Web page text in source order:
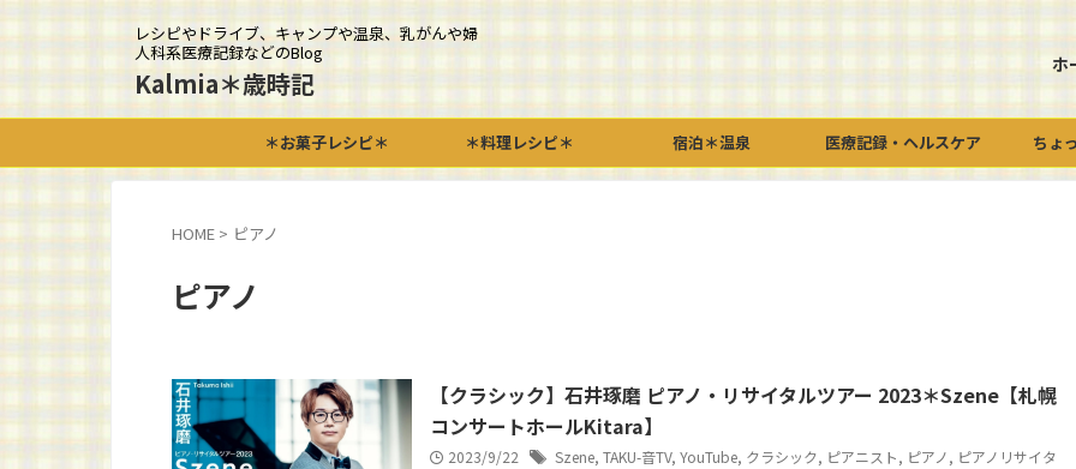
レシピやドライブ、キャンプや温泉、乳がんや婦
人科系医療記録などのBlog
Kalmia＊歳時記
ホ
＊お菓子レシピ＊ ＊料理レシピ＊ 宿泊＊温泉 医療記録・ヘルスケア ちょ
HOME > ピアノ
ピアノ
【クラシック】石井琢磨 ピアノ・リサイタルツアー 2023＊Szene【札幌
コンサートホールKitara】
2023/9/22 Szene, TAKU-音TV, YouTube, クラシック, ピアニスト, ピアノ, ピアノリサイタ